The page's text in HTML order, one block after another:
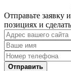
Отправьте заявку
позициях и
Отправить